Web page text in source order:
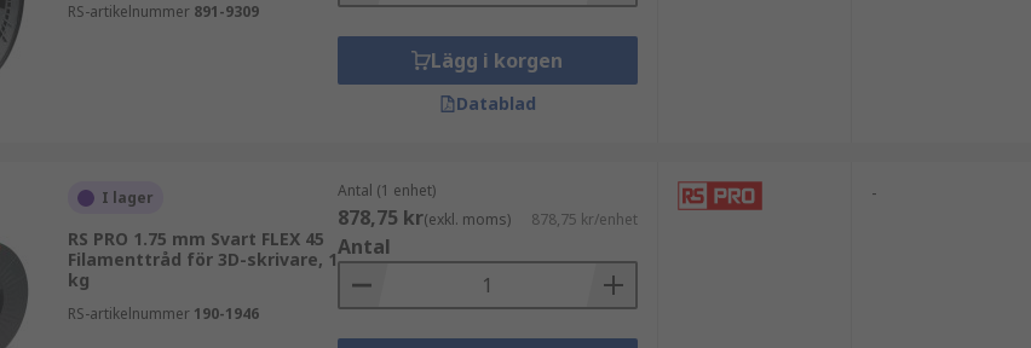
RS-artikelnummer 891-9309
Lägg i korgen
Datablad
I lager
RS PRO 1.75 mm Svart FLEX 45
Filamenttråd för 3D-skrivare, 1
kg
RS-artikelnummer 190-1946
Antal (1 enhet)
878,75 kr(exkl. moms) 878,75 kr/enhet
Antal
-